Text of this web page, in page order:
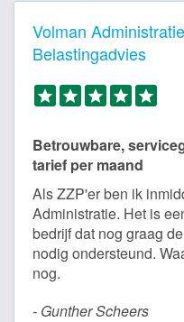
Volman
Belastingadvies
Betrouwbare,
tarief per maand
Als ZZP'er ben ik
Administratie. Het is
bedrijf dat nog graag
nodig ondersteund.
nog.
- Gunther Scheers